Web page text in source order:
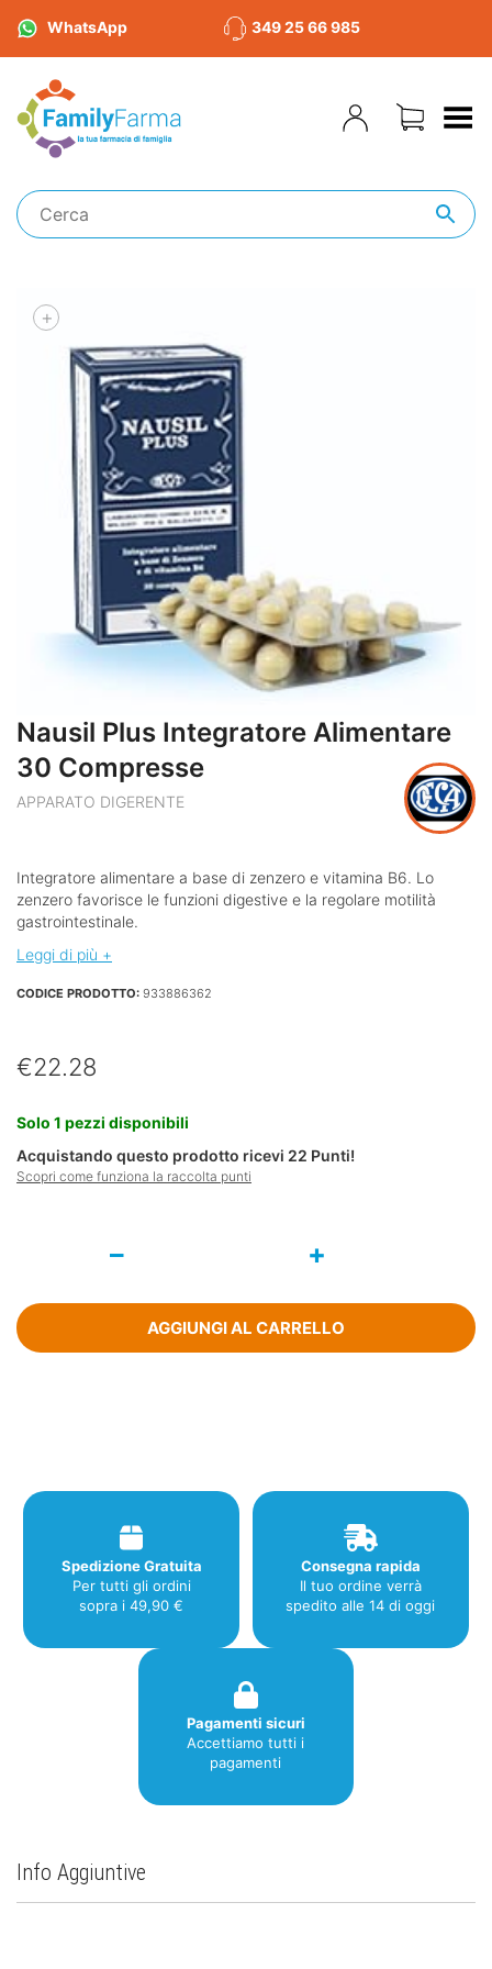
WhatsApp 349 25 66 985
Toggle Menu
+
Nausil Plus Integratore Alimentare
30 Compresse
APPARATO DIGERENTE
Integratore alimentare a base di zenzero e vitamina B6. Lo
zenzero favorisce le funzioni digestive e la regolare motilità
gastrointestinale.
Leggi di più +
CODICE PRODOTTO: 933886362
€22.28
Solo 1 pezzi disponibili
Acquistando questo prodotto ricevi 22 Punti!
Scopri come funziona la raccolta punti
Alimentare
30
Compresse
AGGIUNGI AL CARRELLO
Spedizione Gratuita
Per tutti gli ordini
sopra i 49,90 €
Consegna rapida
Il tuo ordine verrà
spedito alle 14 di oggi
Pagamenti sicuri
Accettiamo tutti i
pagamenti
Info Aggiuntive